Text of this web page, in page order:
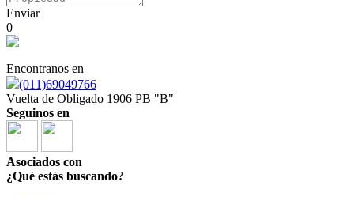
Enviar
0
Encontranos en
(011)69049766
Vuelta de Obligado 1906 PB "B"
Seguinos en
Asociados con
¿Qué estás buscando?